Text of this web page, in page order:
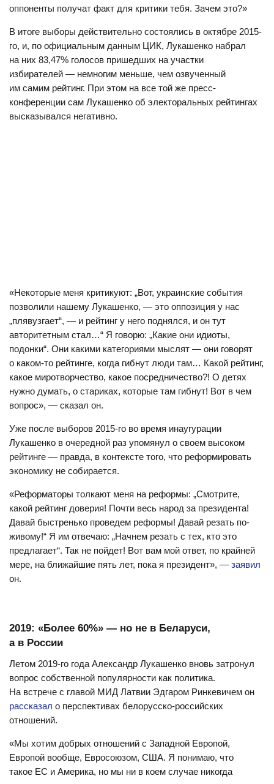
оппоненты получат факт для критики тебя. Зачем это?»
В итоге выборы действительно состоялись в октябре 2015-
го, и, по официальным данным ЦИК, Лукашенко набрал
на них 83,47% голосов пришедших на участки
избирателей — немногим меньше, чем озвученный
им самим рейтинг. При этом на все той же пресс-
конференции сам Лукашенко об электоральных рейтингах
высказывался негативно.
«Некоторые меня критикуют: „Вот, украинские события
позволили нашему Лукашенко, — это оппозиция у нас
„плявузгает“, — и рейтинг у него поднялся, и он тут
авторитетным стал…“ Я говорю: „Какие они идиоты,
подонки“. Они какими категориями мыслят — они говорят
о каком-то рейтинге, когда гибнут люди там… Какой рейтинг,
какое миротворчество, какое посредничество?! О детях
нужно думать, о стариках, которые там гибнут! Вот в чем
вопрос», — сказал он.
Уже после выборов 2015-го во время инаугурации
Лукашенко в очередной раз упомянул о своем высоком
рейтинге — правда, в контексте того, что реформировать
экономику не собирается.
«Реформаторы толкают меня на реформы: „Смотрите,
какой рейтинг доверия! Почти весь народ за президента!
Давай быстренько проведем реформы! Давай резать по-
живому!“ Я им отвечаю: „Начнем резать с тех, кто это
предлагает“. Так не пойдет! Вот вам мой ответ, по крайней
мере, на ближайшие пять лет, пока я президент», — заявил
он.
2019: «Более 60%» — но не в Беларуси,
а в России
Летом 2019-го года Александр Лукашенко вновь затронул
вопрос собственной популярности как политика.
На встрече с главой МИД Латвии Эдгаром Ринкевичем он
рассказал о перспективах белорусско-российских
отношений.
«Мы хотим добрых отношений с Западной Европой,
Европой вообще, Евросоюзом, США. Я понимаю, что
такое ЕС и Америка, но мы ни в коем случае никогда